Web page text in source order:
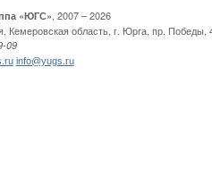
«ЮГС», 2007 – 2026
, Кемеровская область, г. Юрга, пр. Победы,
09
info@yugs.ru